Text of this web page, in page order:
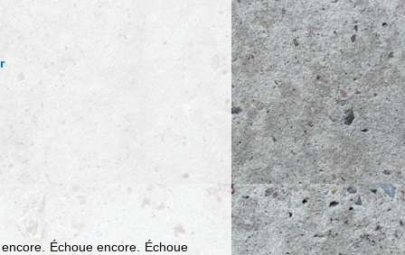
Échoue encore. Échoue